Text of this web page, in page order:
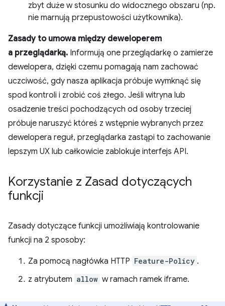
zbyt duże w stosunku do widocznego obszaru (np.
nie marnują przepustowości użytkownika).
Zasady to umowa między deweloperem
a przeglądarką. Informują one przeglądarkę o zamierze
dewelopera, dzięki czemu pomagają nam zachować
uczciwość, gdy nasza aplikacja próbuje wymknąć się
spod kontroli i zrobić coś złego. Jeśli witryna lub
osadzenie treści pochodzących od osoby trzeciej
próbuje naruszyć któreś z wstępnie wybranych przez
dewelopera reguł, przeglądarka zastąpi to zachowanie
lepszym UX lub całkowicie zablokuje interfejs API.
Korzystanie z Zasad dotyczących
funkcji
Zasady dotyczące funkcji umożliwiają kontrolowanie
funkcji na 2 sposoby:
Za pomocą nagłówka HTTP Feature-Policy .
z atrybutem allow w ramach ramek iframe.